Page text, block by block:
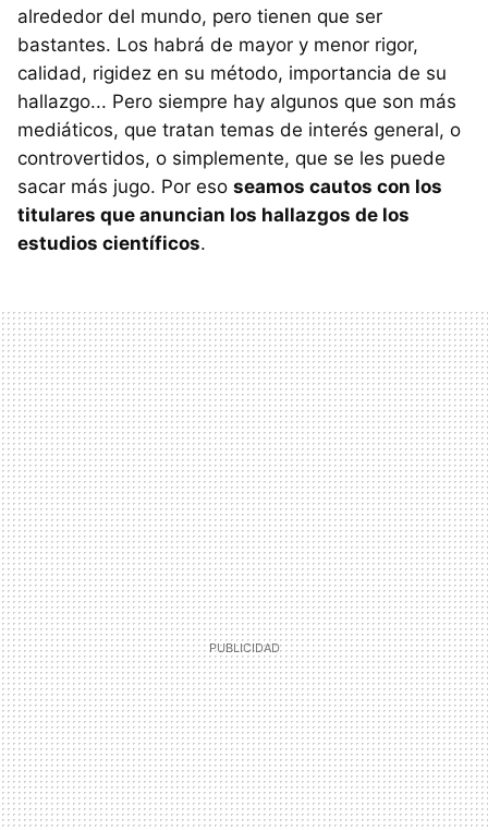
alrededor del mundo, pero tienen que ser
bastantes. Los habrá de mayor y menor rigor,
calidad, rigidez en su método, importancia de su
hallazgo... Pero siempre hay algunos que son más
mediáticos, que tratan temas de interés general, o
controvertidos, o simplemente, que se les puede
sacar más jugo. Por eso seamos cautos con los
titulares que anuncian los hallazgos de los
estudios científicos.